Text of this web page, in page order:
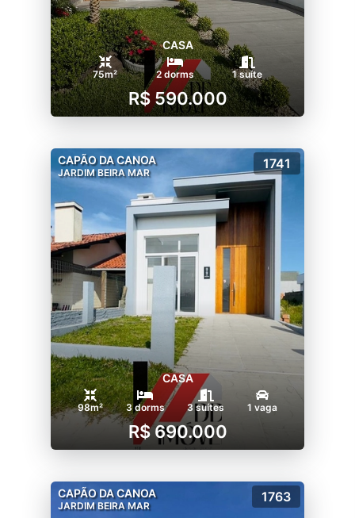
CASA
75m² 2 dorms 1 suíte
R$ 590.000
CAPÃO DA CANOA
JARDIM BEIRA MAR
1741
CASA
98m² 3 dorms 3 suítes 1 vaga
R$ 690.000
CAPÃO DA CANOA
JARDIM BEIRA MAR
1763